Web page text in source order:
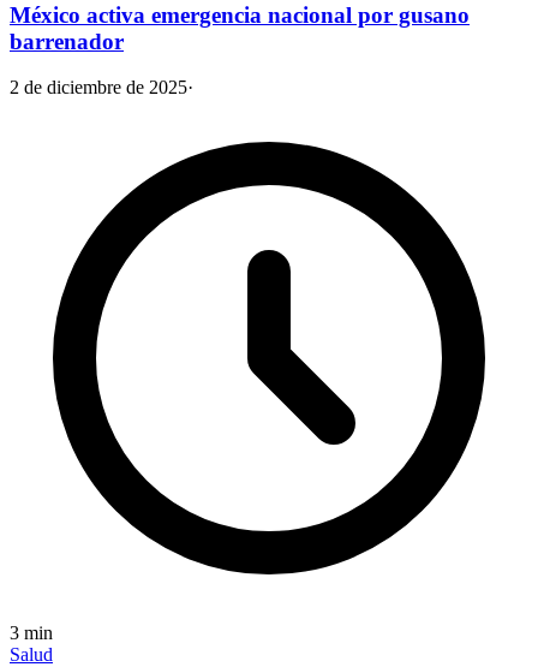
México activa emergencia nacional por gusano
barrenador
2 de diciembre de 2025·
3 min
Salud